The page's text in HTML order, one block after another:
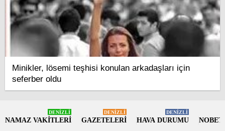
Minikler, lösemi teşhisi konulan arkadaşları için
seferber oldu
NAMAZ VAKİTLERİ
DENİZLİ
GAZETELERİ
DENİZLİ
HAVA DURUMU
DENİZLİ